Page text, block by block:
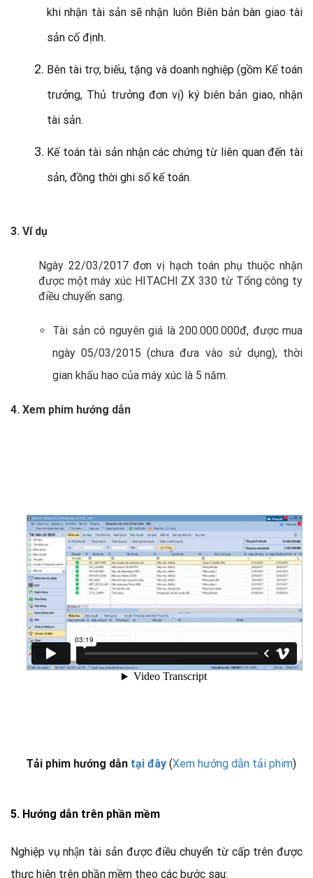
khi nhận tài sản sẽ nhận luôn Biên bản bàn giao tài
sản cố định.
Bên tài trợ, biếu, tặng và doanh nghiệp (gồm Kế toán
trưởng, Thủ trưởng đơn vị) ký biên bản giao, nhận
tài sản.
Kế toán tài sản nhận các chứng từ liên quan đến tài
sản, đồng thời ghi sổ kế toán.
3. Ví dụ
Ngày 22/03/2017 đơn vị hạch toán phụ thuộc nhận
được một máy xúc HITACHI ZX 330 từ Tổng công ty
điều chuyển sang.
Tài sản có nguyên giá là 200.000.000đ, được mua
ngày 05/03/2015 (chưa đưa vào sử dụng), thời
gian khấu hao của máy xúc là 5 năm.
4. Xem phim hướng dẫn
Tải phim hướng dẫn tại đây (Xem hướng dẫn tải phim)
5. Hướng dẫn trên phần mềm
Nghiệp vụnhận tài sản được điều chuyển từ cấp trênđược
thực hiện trên phần mềm theo các bước sau: